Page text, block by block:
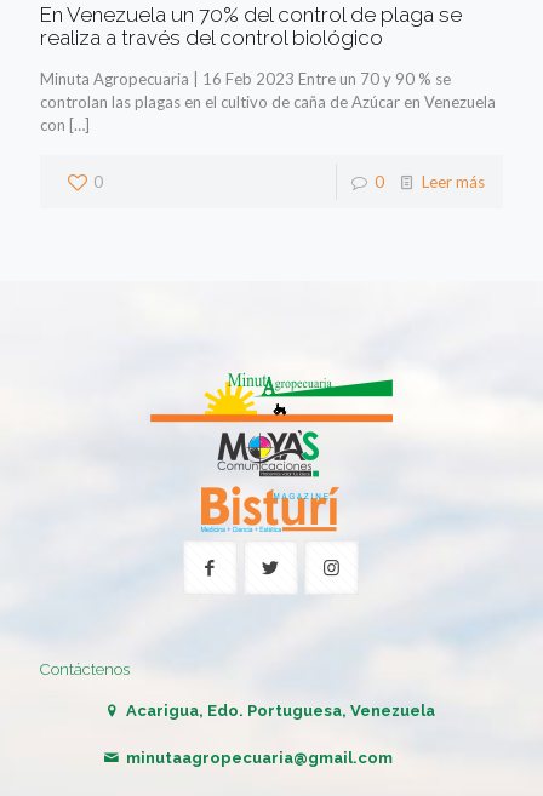
En Venezuela un 70% del control de plaga se
realiza a través del control biológico
Minuta Agropecuaria | 16 Feb 2023 Entre un 70 y 90 % se
controlan las plagas en el cultivo de caña de Azúcar en Venezuela
con […]
0 0 Leer más
Contáctenos
Acarigua, Edo. Portuguesa, Venezuela
minutaagropecuaria@gmail.com